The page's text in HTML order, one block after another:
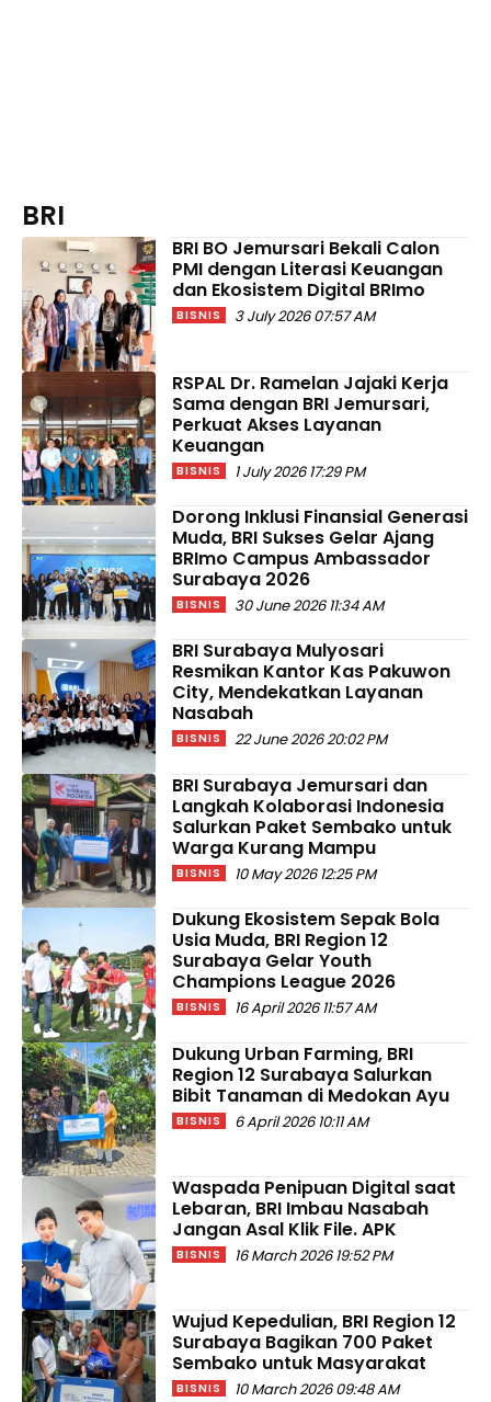
BRI
BRI BO Jemursari Bekali Calon
PMI dengan Literasi Keuangan
dan Ekosistem Digital BRImo
BISNIS 3 July 2026 07:57 AM
RSPAL Dr. Ramelan Jajaki Kerja
Sama dengan BRI Jemursari,
Perkuat Akses Layanan
Keuangan
BISNIS 1 July 2026 17:29 PM
Dorong Inklusi Finansial Generasi
Muda, BRI Sukses Gelar Ajang
BRImo Campus Ambassador
Surabaya 2026
BISNIS 30 June 2026 11:34 AM
BRI Surabaya Mulyosari
Resmikan Kantor Kas Pakuwon
City, Mendekatkan Layanan
Nasabah
BISNIS 22 June 2026 20:02 PM
BRI Surabaya Jemursari dan
Langkah Kolaborasi Indonesia
Salurkan Paket Sembako untuk
Warga Kurang Mampu
BISNIS 10 May 2026 12:25 PM
Dukung Ekosistem Sepak Bola
Usia Muda, BRI Region 12
Surabaya Gelar Youth
Champions League 2026
BISNIS 16 April 2026 11:57 AM
Dukung Urban Farming, BRI
Region 12 Surabaya Salurkan
Bibit Tanaman di Medokan Ayu
BISNIS 6 April 2026 10:11 AM
Waspada Penipuan Digital saat
Lebaran, BRI Imbau Nasabah
Jangan Asal Klik File. APK
BISNIS 16 March 2026 19:52 PM
Wujud Kepedulian, BRI Region 12
Surabaya Bagikan 700 Paket
Sembako untuk Masyarakat
BISNIS 10 March 2026 09:48 AM